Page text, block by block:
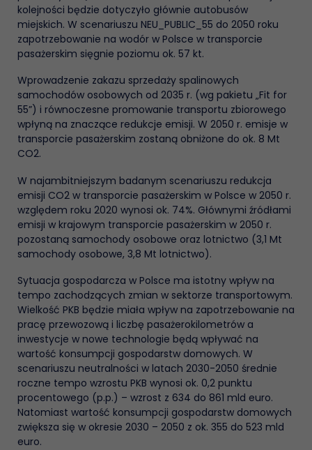
kolejności będzie dotyczyło głównie autobusów
miejskich. W scenariuszu NEU_PUBLIC_55 do 2050 roku
zapotrzebowanie na wodór w Polsce w transporcie
pasażerskim sięgnie poziomu ok. 57 kt.
Wprowadzenie zakazu sprzedaży spalinowych
samochodów osobowych od 2035 r. (wg pakietu „Fit for
55”) i równoczesne promowanie transportu zbiorowego
wpłyną na znaczące redukcje emisji. W 2050 r. emisje w
transporcie pasażerskim zostaną obniżone do ok. 8 Mt
CO2.
W najambitniejszym badanym scenariuszu redukcja
emisji CO2 w transporcie pasażerskim w Polsce w 2050 r.
względem roku 2020 wynosi ok. 74%. Głównymi źródłami
emisji w krajowym transporcie pasażerskim w 2050 r.
pozostaną samochody osobowe oraz lotnictwo (3,1 Mt
samochody osobowe, 3,8 Mt lotnictwo).
Sytuacja gospodarcza w Polsce ma istotny wpływ na
tempo zachodzących zmian w sektorze transportowym.
Wielkość PKB będzie miała wpływ na zapotrzebowanie na
pracę przewozową i liczbę pasażerokilometrów a
inwestycje w nowe technologie będą wpływać na
wartość konsumpcji gospodarstw domowych. W
scenariuszu neutralności w latach 2030-2050 średnie
roczne tempo wzrostu PKB wynosi ok. 0,2 punktu
procentowego (p.p.) – wzrost z 634 do 861 mld euro.
Natomiast wartość konsumpcji gospodarstw domowych
zwiększa się w okresie 2030 – 2050 z ok. 355 do 523 mld
euro.